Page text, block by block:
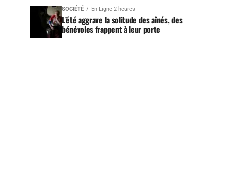
SOCIÉTÉ En Ligne 2 heures
L’été aggrave la solitude des aînés, des
bénévoles frappent à leur porte